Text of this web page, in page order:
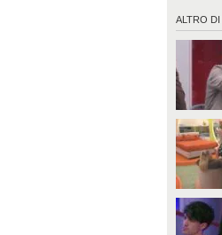
ALTRO DI